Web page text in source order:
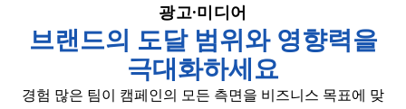
광고·미디어
브랜드의 도달 범위와 영향력을
극대화하세요
경험 많은 팀이 캠페인의 모든 측면을 비즈니스 목표에 맞